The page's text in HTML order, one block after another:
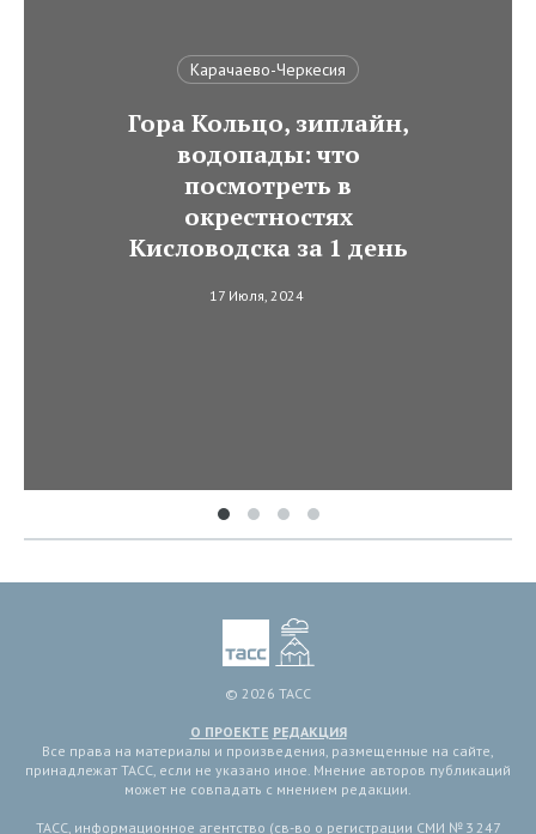
Карачаево-Черкесия
Гора Кольцо, зиплайн,
водопады: что
посмотреть в
окрестностях
Кисловодска за 1 день
17 Июля, 2024
© 2026 ТАСС
О ПРОЕКТЕ РЕДАКЦИЯ
Все права на материалы и произведения, размещенные на сайте,
принадлежат ТАСС, если не указано иное. Мнение авторов публикаций
может не совпадать с мнением редакции.
ТАСС, информационное агентство (св-во о регистрации СМИ № 3 247